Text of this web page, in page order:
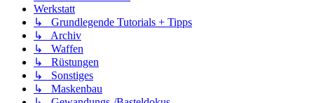
Werkstatt
↳ Grundlegende Tutorials + Tipps
↳ Archiv
↳ Waffen
↳ Rüstungen
↳ Sonstiges
↳ Maskenbau